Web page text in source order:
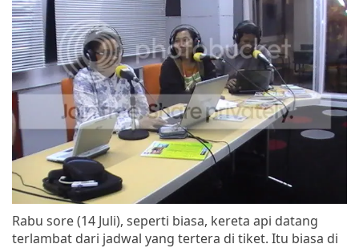
Rabu sore (14 Juli), seperti biasa, kereta api datang
terlambat dari jadwal yang tertera di tiket. Itu biasa di